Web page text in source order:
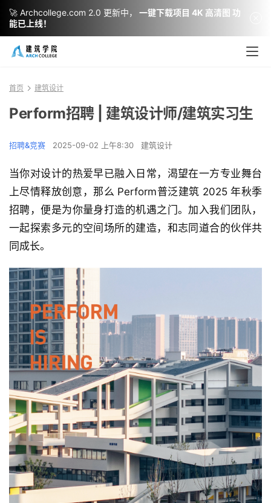
首页 建筑设计
Perform招聘 | 建筑设计师/建筑实习生
招聘&竞赛 2025-09-02 上午8:30 建筑设计
当你对设计的热爱早已融入日常，渴望在一方专业舞台
上尽情释放创意，那么 Perform普泛建筑 2025 年秋季
招聘，便是为你量身打造的机遇之门。加入我们团队，
一起探索多元的空间场所的建造，和志同道合的伙伴共
同成长。
🚀 Archcollege.com 2.0 更新中，
一键下载项目 4K 高清图 功
能已上线！